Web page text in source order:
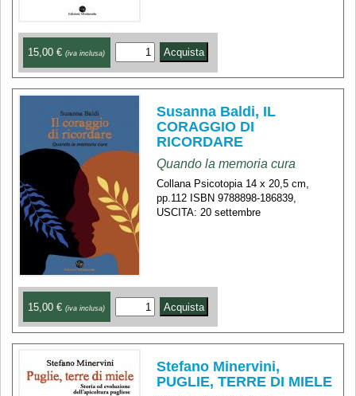
15,00 € (iva inclusa)
Susanna Baldi, IL
CORAGGIO DI
RICORDARE
Quando la memoria cura
Collana Psicotopia 14 x 20,5 cm,
pp.112 ISBN 9788898-186839,
USCITA: 20 settembre
15,00 € (iva inclusa)
Stefano Minervini,
PUGLIE, TERRE DI MIELE